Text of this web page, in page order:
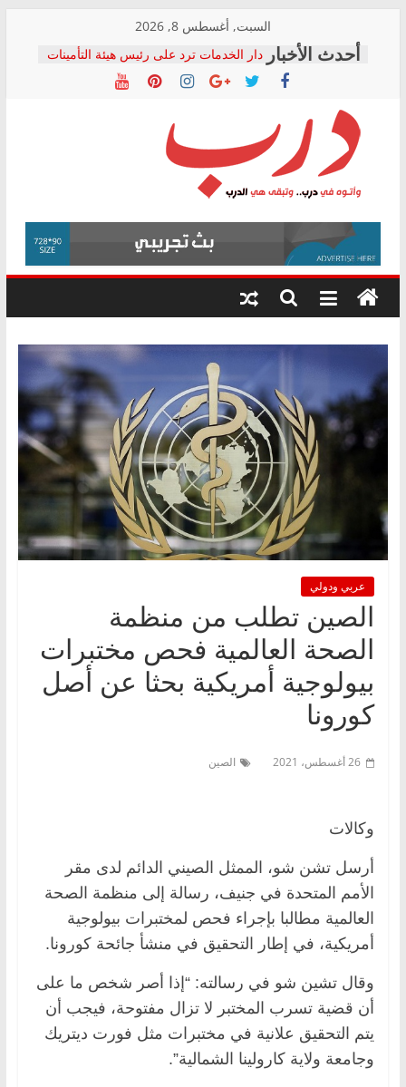
content
السبت, أغسطس 8, 2026
دار الخدمات ترد على رئيس هيئة التأمينات
بعد مؤتمره الصحفي: إنكار الأزمة لا ينهي
معاناة أصحاب المعاشات.. ونطالب بكشف
فرحات سليمان يكتب: القطاع الصحي إلى
أين؟
حزب التحالف الشعبي يطلق لجنة “الحق
في الصحة” بالإسكندرية لرصد الانتهاكات
ودعم المرضى
الوزاري لمدينة الصحفيين.. وانتهاء أعمال
إنشاء المبنى الإداري
المجلس القومي لحقوق الإنسان يعلن
متابعة قضية الدكتور محمد زهران.. ويؤكد:
قرينة البراءة وضمانات المحاكمة العادلة
درب
وأتوه
درب..
وتبقى
هي
عربي ودولي
الصين تطلب من منظمة
الصحة العالمية فحص مختبرات
بيولوجية أمريكية بحثا عن أصل
كورونا
26 أغسطس، 2021 الصين
وكالات
أرسل تشن شو، الممثل الصيني الدائم لدى مقر
الأمم المتحدة في جنيف، رسالة إلى منظمة الصحة
العالمية مطالبا بإجراء فحص لمختبرات بيولوجية
أمريكية، في إطار التحقيق في منشأ جائحة كورونا.
وقال تشين شو في رسالته: “إذا أصر شخص ما على
أن قضية تسرب المختبر لا تزال مفتوحة، فيجب أن
يتم التحقيق علانية في مختبرات مثل فورت ديتريك
وجامعة ولاية كارولينا الشمالية”.